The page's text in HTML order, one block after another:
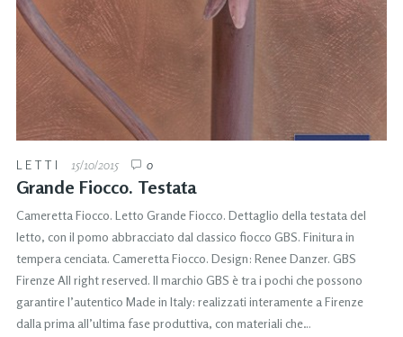
LETTI 15/10/2015 0
Grande Fiocco. Testata
Cameretta Fiocco. Letto Grande Fiocco. Dettaglio della testata del
letto, con il pomo abbracciato dal classico fiocco GBS. Finitura in
tempera cenciata. Cameretta Fiocco. Design: Renee Danzer. GBS
Firenze All right reserved. Il marchio GBS è tra i pochi che possono
garantire l’autentico Made in Italy: realizzati interamente a Firenze
dalla prima all’ultima fase produttiva, con materiali che…